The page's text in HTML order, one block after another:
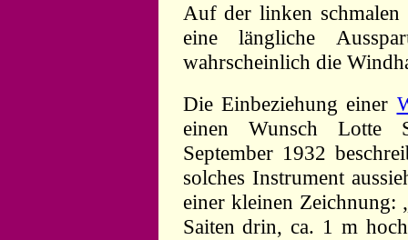
Auf der linken schmalen
eine längliche
wahrscheinlich die
Die Einbeziehung einer
einen Wunsch Lotte
September 1932
solches Instrument
einer kleinen Zeichnung:
Saiten drin, ca. 1 m